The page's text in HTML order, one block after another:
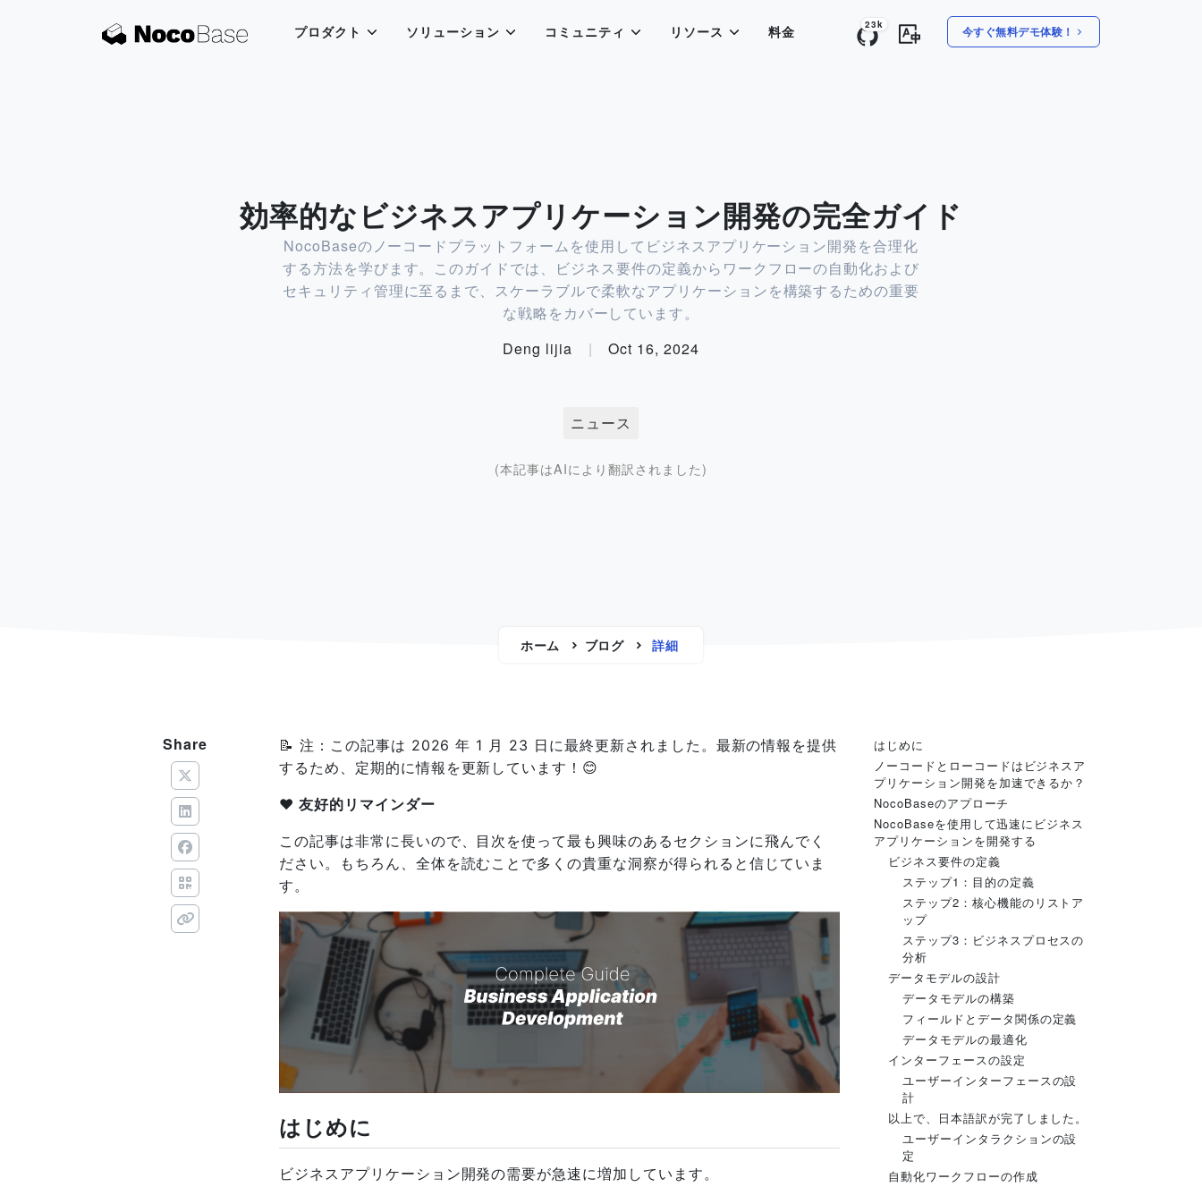
今すぐ無料デモ体験！
23k
プロダクト ソリューション コミュニティ リソース 料金
効率的なビジネスアプリケーション開発の完全ガイド
NocoBaseのノーコードプラットフォームを使用してビジネスアプリケーション開発を合理化
する方法を学びます。このガイドでは、ビジネス要件の定義からワークフローの自動化および
セキュリティ管理に至るまで、スケーラブルで柔軟なアプリケーションを構築するための重要
な戦略をカバーしています。
Deng lijia
| Oct 16, 2024
ニュース
(本記事はAIにより翻訳されました)
ホーム ブログ 詳細
Share
📝 注：この記事は 2026 年 1 月 23 日に最終更新されました。最新の情報を提供
するため、定期的に情報を更新しています！😊
❤️ 友好的リマインダー
この記事は非常に長いので、目次を使って最も興味のあるセクションに飛んでく
ださい。もちろん、全体を読むことで多くの貴重な洞察が得られると信じていま
す。
はじめに
ビジネスアプリケーション開発の需要が急速に増加しています。
はじめに
ノーコードとローコードはビジネスア
プリケーション開発を加速できるか？
NocoBaseのアプローチ
NocoBaseを使用して迅速にビジネス
アプリケーションを開発する
ビジネス要件の定義
ステップ1：目的の定義
ステップ2：核心機能のリストア
ップ
ステップ3：ビジネスプロセスの
分析
データモデルの設計
データモデルの構築
フィールドとデータ関係の定義
データモデルの最適化
インターフェースの設定
ユーザーインターフェースの設
計
以上で、日本語訳が完了しました。
ユーザーインタラクションの設
定
自動化ワークフローの作成